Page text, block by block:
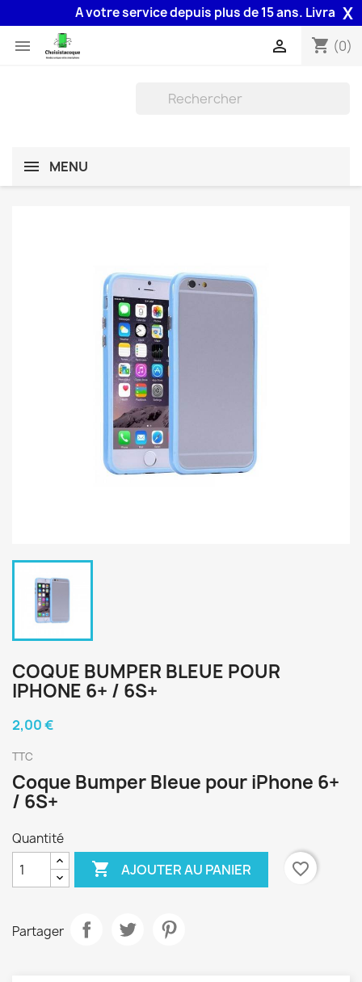
A votre service depuis plus de 15 ans. LivraisonX
 shopping_cart (0)

MENU
COQUE BUMPER BLEUE POUR
IPHONE 6+ / 6S+
2,00 €
TTC
Coque Bumper Bleue pour iPhone 6+
/ 6S+
Quantité
 AJOUTER AU PANIER favorite_border
Partager